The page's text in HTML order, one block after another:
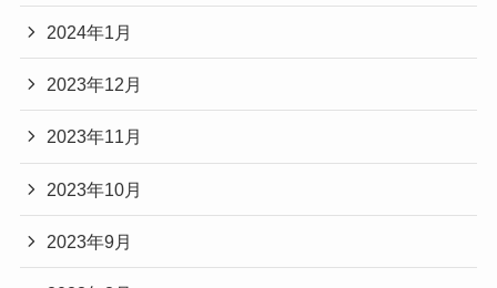
2024年1月
2023年12月
2023年11月
2023年10月
2023年9月